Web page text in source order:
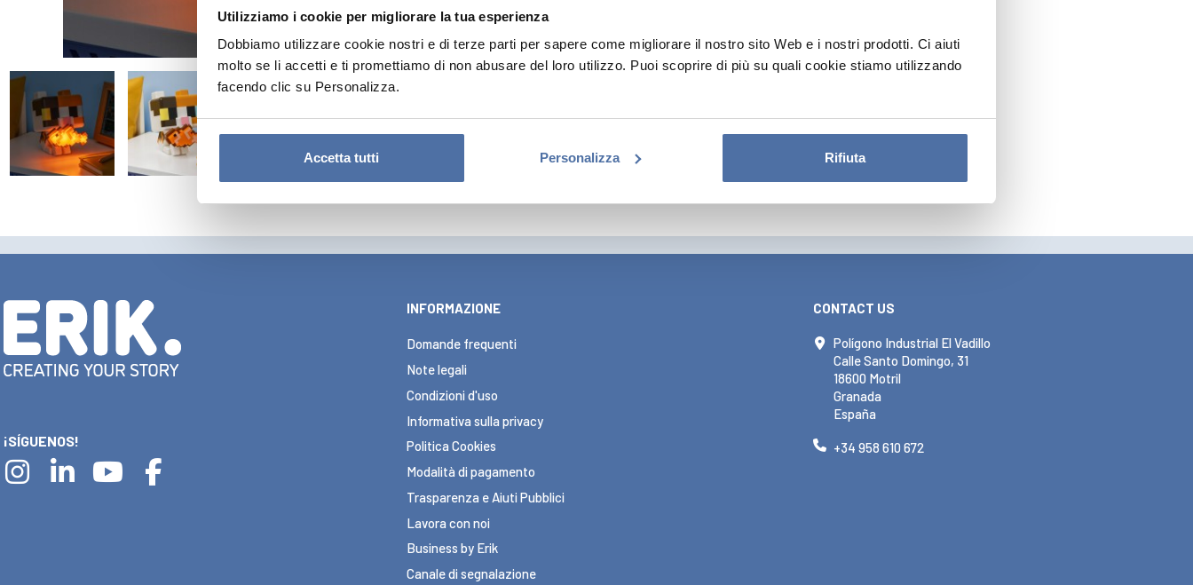
Utilizziamo i cookie per migliorare la tua esperienza
Dobbiamo utilizzare cookie nostri e di terze parti per sapere come migliorare il nostro sito Web e i nostri prodotti. Ci aiuti
molto se li accetti e ti promettiamo di non abusare del loro utilizzo. Puoi scoprire di più su quali cookie stiamo utilizzando
facendo clic su Personalizza.
Rifiuta
Personalizza
Accetta tutti
¡SÍGUENOS!
INFORMAZIONE
Domande frequenti
Note legali
Condizioni d'uso
Informativa sulla privacy
Politica Cookies
Modalità di pagamento
Trasparenza e Aiuti Pubblici
Lavora con noi
Business by Erik
Canale di segnalazione
CONTACT US
Polígono Industrial El Vadillo
Calle Santo Domingo, 31
18600 Motril
Granada
España
+34 958 610 672